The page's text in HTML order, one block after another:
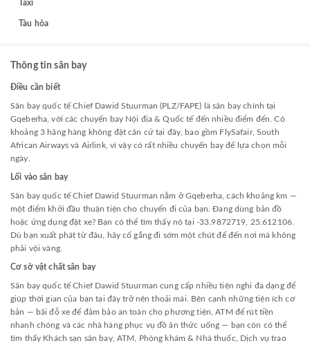
Taxi
Tàu hỏa
Thông tin sân bay
Điều cần biết
Sân bay quốc tế Chief Dawid Stuurman (PLZ/FAPE) là sân bay chính tại
Gqeberha, với các chuyến bay Nội địa & Quốc tế đến nhiều điểm đến. Có
khoảng 3 hãng hàng không đặt căn cứ tại đây, bao gồm FlySafair, South
African Airways và Airlink, vì vậy có rất nhiều chuyến bay để lựa chọn mỗi
ngày.
Lối vào sân bay
Sân bay quốc tế Chief Dawid Stuurman nằm ở Gqeberha, cách khoảng km —
một điểm khởi đầu thuận tiện cho chuyến đi của bạn. Đang dùng bản đồ
hoặc ứng dụng đặt xe? Bạn có thể tìm thấy nó tại -33.9872719, 25.612106.
Dù bạn xuất phát từ đâu, hãy cố gắng đi sớm một chút để đến nơi mà không
phải vội vàng.
Cơ sở vật chất sân bay
Sân bay quốc tế Chief Dawid Stuurman cung cấp nhiều tiện nghi đa dạng để
giúp thời gian của bạn tại đây trở nên thoải mái. Bên cạnh những tiện ích cơ
bản — bãi đỗ xe để đảm bảo an toàn cho phương tiện, ATM để rút tiền
nhanh chóng và các nhà hàng phục vụ đồ ăn thức uống — bạn còn có thể
tìm thấy Khách sạn sân bay, ATM, Phòng khám & Nhà thuốc, Dịch vụ trao